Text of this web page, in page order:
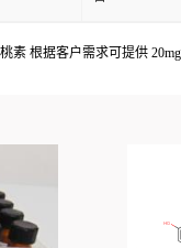
根据客户需求可提供